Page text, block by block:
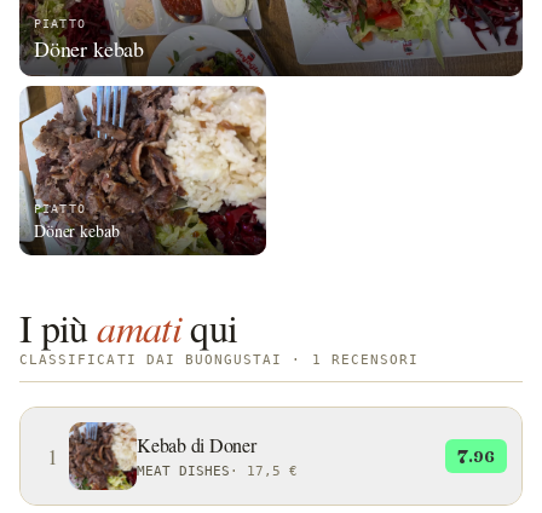
PIATTO
Döner kebab
PIATTO
Döner kebab
I piùamatiqui
CLASSIFICATI DAI BUONGUSTAI · 1 RECENSORI
1 Kebab di Doner
MEAT DISHES · 17,5 €
7.96